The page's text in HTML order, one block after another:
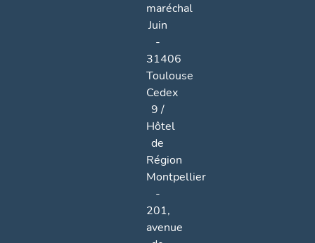
maréchal
Juin
-
31406
Toulouse
Cedex
9 /
Hôtel
de
Région
Montpellier
-
201,
avenue